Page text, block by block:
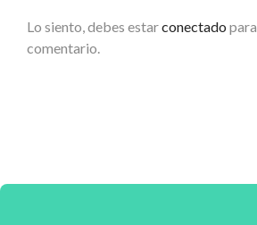
Lo siento, debes estarconectado
comentario.